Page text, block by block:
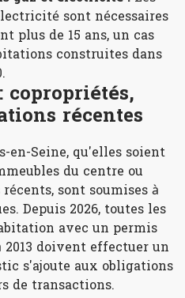
sont nécessaires
plus de 15 ans, un cas
construites dans
copropriétés,
récentes
en-Seine, qu'elles soient
du centre ou
sont soumises à
Depuis 2026, toutes les
avec un permis
doivent effectuer un
s'ajoute aux obligations
de transactions.